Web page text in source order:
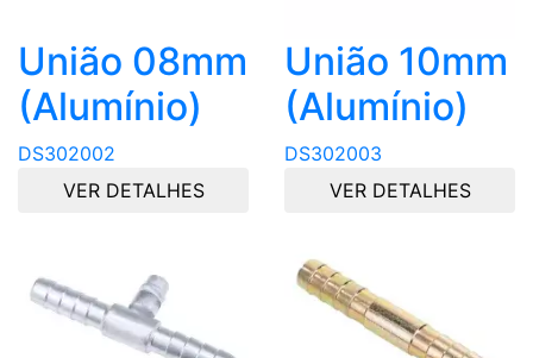
União 08mm
(Alumínio)
DS302002
VER DETALHES
União 10mm
(Alumínio)
DS302003
VER DETALHES